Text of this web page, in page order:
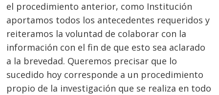
el procedimiento anterior, como Institución
aportamos todos los antecedentes requeridos y
reiteramos la voluntad de colaborar con la
información con el fin de que esto sea aclarado
a la brevedad. Queremos precisar que lo
sucedido hoy corresponde a un procedimiento
propio de la investigación que se realiza en todo
Navegación
de
entradas